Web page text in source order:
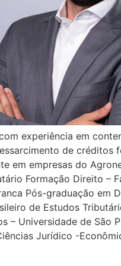
experiência em
de créditos
em empresas do
Formação Direito –
Pós-graduação em
de Estudos
– Universidade de São
Jurídico -